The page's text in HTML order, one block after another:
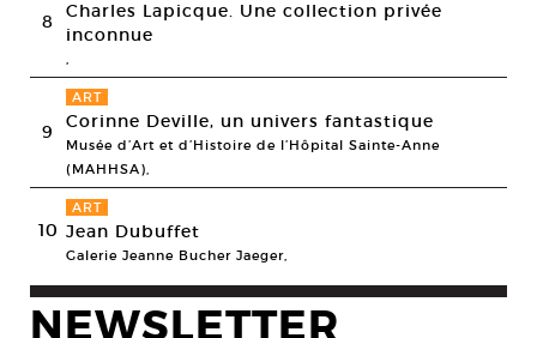
8
Charles Lapicque. Une collection privée
inconnue
,
9
ART
Corinne Deville, un univers fantastique
Musée d’Art et d’Histoire de l’Hôpital Sainte-Anne
(MAHHSA),
10
ART
Jean Dubuffet
Galerie Jeanne Bucher Jaeger,
NEWSLETTER